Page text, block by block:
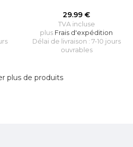
29.99 €
TVA incluse
plus Frais d'expédition
Délai de livraison : 7-10 jours
ouvrables
plus de produits